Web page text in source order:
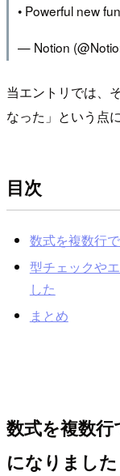
• Powerful new
— Notion
当エントリでは、
なった」という点
目次
数式を複数行
型チェックや
した
まとめ
数式を複数
になりました